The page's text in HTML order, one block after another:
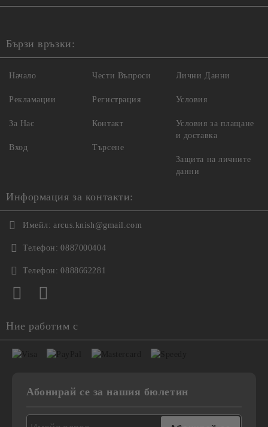
Бързи връзки:
Начало
Рекламации
За Нас
Вход
Чести Въпроси
Регистрация
Контакт
Търсене
Лични Данни
Условия
Условия за плащане
и доставка
Защита на личните
данни
Информация за контакти:
Имейл: arcus.knish@gmail.com
Телефон: 0887000404
Телефон: 0888662281
Ние работим с
Абонирай се за нашия бюлетин